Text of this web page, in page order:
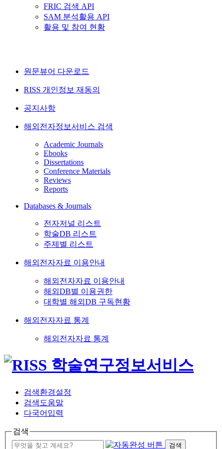
FRIC 검색 API
SAM 분석활용 API
활용 및 참여 현황
원문뷰어 다운로드
RISS 개인정보 재동의
공지사항
해외전자정보서비스 검색
Academic Journals
Ebooks
Dissertations
Conference Materials
Reviews
Reports
Databases & Journals
전자저널 리스트
학술DB 리스트
주제별 리스트
해외전자자료 이용안내
해외전자자료 이용안내
해외DB별 이용권한
대학별 해외DB 구독현황
해외전자자료 통계
해외전자자료 통계
검색환경설정
검색도움말
다국어입력
검색
검색